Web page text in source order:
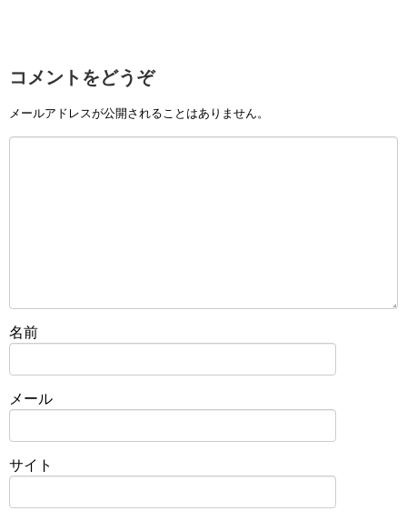
コメントをどうぞ
メールアドレスが公開されることはありません。
名前
メール
サイト